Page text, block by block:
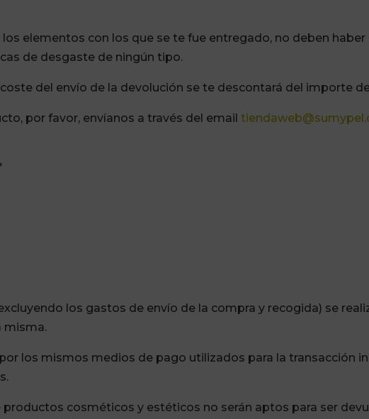
elementos con los que se te fue entregado, no deben
de desgaste de ningún tipo.
del envío de la devolución se te descontará del importe
por favor, envíanos a través del email
los gastos de envío de la compra y recogida) se
misma.
los mismos medios de pago utilizados para la transacción
cosméticos y estéticos no serán aptos para ser